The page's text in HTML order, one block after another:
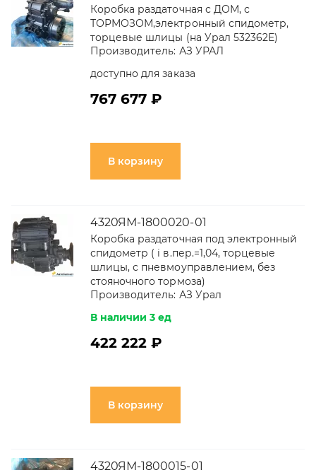
Коробка раздаточная с ДОМ, с
ТОРМОЗОМ,электронный спидометр,
торцевые шлицы (на Урал 532362Е)
Производитель: АЗ УРАЛ
доступно для заказа
767 677 ₽
В корзину
4320ЯМ-1800020-01
Коробка раздаточная под электронный
спидометр ( i в.пер.=1,04, торцевые
шлицы, с пневмоуправлением, без
стояночного тормоза)
Производитель: АЗ Урал
В наличии 3 ед
422 222 ₽
В корзину
4320ЯМ-1800015-01